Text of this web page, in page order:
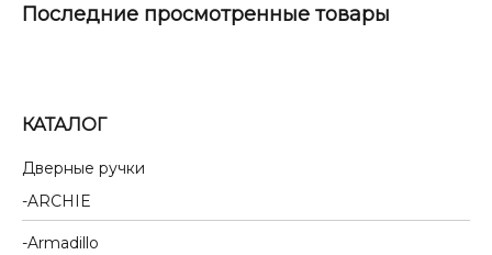
КАТАЛОГ
Дверные ручки
ARCHIE
Armadillo
Последние просмотренные товары